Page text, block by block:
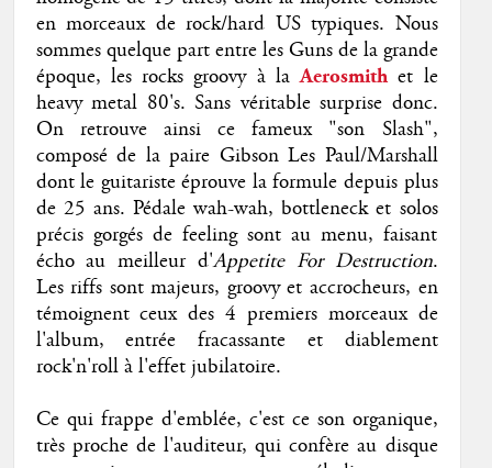
en morceaux de rock/hard US typiques. Nous
sommes quelque part entre les Guns de la grande
époque, les rocks groovy à laAerosmithet le
heavy metal 80's. Sans véritable surprise donc.
On retrouve ainsi ce fameux "son Slash",
composé de la paire Gibson Les Paul/Marshall
dont le guitariste éprouve la formule depuis plus
de 25 ans. Pédale wah-wah, bottleneck et solos
précis gorgés de feeling sont au menu, faisant
écho au meilleur d'Appetite For Destruction.
Les riffs sont majeurs, groovy et accrocheurs, en
témoignent ceux des 4 premiers morceaux de
l'album, entrée fracassante et diablement
rock'n'roll à l'effet jubilatoire.
Ce qui frappe d'emblée, c'est ce son organique,
très proche de l'auditeur, qui confère au disque